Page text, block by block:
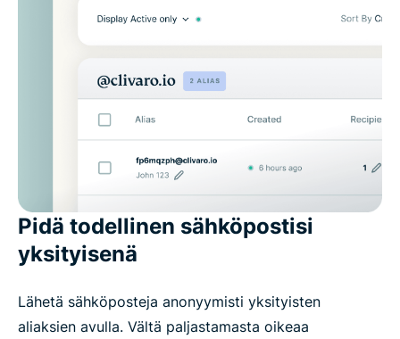
Pidä todellinen sähköpostisi
yksityisenä
Lähetä sähköposteja anonyymisti yksityisten
aliaksien avulla. Vältä paljastamasta oikeaa